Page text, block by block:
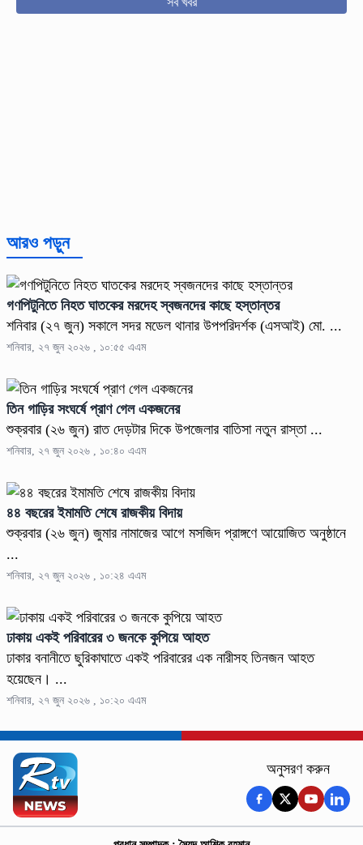
আরও পড়ুন
গণপিটুনিতে নিহত ঘাতকের মরদেহ স্বজনদের কাছে হস্তান্তর
শনিবার (২৭ জুন) সকালে সদর মডেল থানার উপপরিদর্শক (এসআই) মো. ...
শনিবার, ২৭ জুন ২০২৬ , ১০:৫৫ এএম
তিন গাড়ির সংঘর্ষে প্রাণ গেল একজনের
শুক্রবার (২৬ জুন) রাত দেড়টার দিকে উপজেলার বাতিসা নতুন রাস্তা ...
শনিবার, ২৭ জুন ২০২৬ , ১০:৪০ এএম
৪৪ বছরের ইমামতি শেষে রাজকীয় বিদায়
শুক্রবার (২৬ জুন) জুমার নামাজের আগে মসজিদ প্রাঙ্গণে আয়োজিত অনুষ্ঠানে
...
শনিবার, ২৭ জুন ২০২৬ , ১০:২৪ এএম
ঢাকায় একই পরিবারের ৩ জনকে কুপিয়ে আহত
ঢাকার বনানীতে ছুরিকাঘাতে একই পরিবারের এক নারীসহ তিনজন আহত
হয়েছেন। ...
শনিবার, ২৭ জুন ২০২৬ , ১০:২০ এএম
অনুসরণ করুন